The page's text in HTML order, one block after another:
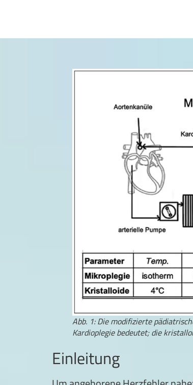
Abb. 1: Die modifizierte
Kardioplegie bedeutet; die
Einleitung